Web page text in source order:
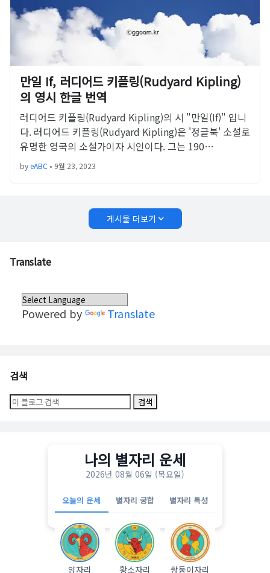
만일 If, 러디어드 키플링(Rudyard Kipling)
의 영시 한글 번역
러디어드 키플링(Rudyard Kipling)의 시 "만일(If)" 입니
다. 러디어드 키플링(Rudyard Kipling)은 '정글북' 소설로
유명한 영국의 소설가이자 시인이다. 그는 190…
byeABC • 9월 23, 2023
게시물 더보기
Translate
Powered by Translate
검색
나의 별자리 운세
2026년 08월 06일 (목요일)
오늘의 운세 별자리 궁합 별자리 특성
양자리 황소자리 쌍둥이자리